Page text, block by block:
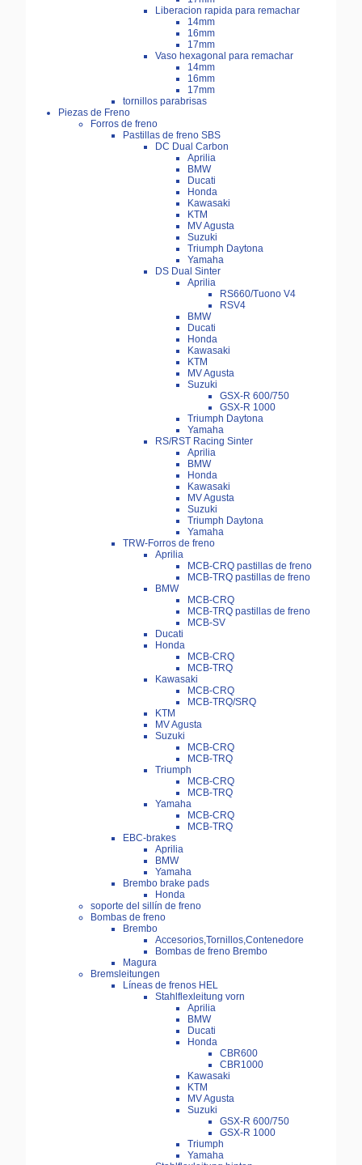
Liberacion rapida para remachar
14mm
16mm
17mm
Vaso hexagonal para remachar
14mm
16mm
17mm
tornillos parabrisas
Piezas de Freno
Forros de freno
Pastillas de freno SBS
DC Dual Carbon
Aprilia
BMW
Ducati
Honda
Kawasaki
KTM
MV Agusta
Suzuki
Triumph Daytona
Yamaha
DS Dual Sinter
Aprilia
RS660/Tuono V4
RSV4
BMW
Ducati
Honda
Kawasaki
KTM
MV Agusta
Suzuki
GSX-R 600/750
GSX-R 1000
Triumph Daytona
Yamaha
RS/RST Racing Sinter
Aprilia
BMW
Honda
Kawasaki
MV Agusta
Suzuki
Triumph Daytona
Yamaha
TRW-Forros de freno
Aprilia
MCB-CRQ pastillas de freno
MCB-TRQ pastillas de freno
BMW
MCB-CRQ
MCB-TRQ pastillas de freno
MCB-SV
Ducati
Honda
MCB-CRQ
MCB-TRQ
Kawasaki
MCB-CRQ
MCB-TRQ/SRQ
KTM
MV Agusta
Suzuki
MCB-CRQ
MCB-TRQ
Triumph
MCB-CRQ
MCB-TRQ
Yamaha
MCB-CRQ
MCB-TRQ
EBC-brakes
Aprilia
BMW
Yamaha
Brembo brake pads
Honda
soporte del sillín de freno
Bombas de freno
Brembo
Accesorios,Tornillos,Contenedore
Bombas de freno Brembo
Magura
Bremsleitungen
Líneas de frenos HEL
Stahlflexleitung vorn
Aprilia
BMW
Ducati
Honda
CBR600
CBR1000
Kawasaki
KTM
MV Agusta
Suzuki
GSX-R 600/750
GSX-R 1000
Triumph
Yamaha